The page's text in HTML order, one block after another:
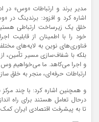
مدیر برند و ارتباطات «وس» در
اشاره کرد و افزود: برندینگ در
خلق یک زیرساخت ارتباطی
خود را با اطمینان از قابلیت
فناوری‌های نوین به لایه‌های مختلف
بلکه با شفاف‌سازی مسیر
و اجرا می‌کاهد. ما می‌خواهیم وس
ارتباطات حرفه‌ای، منجر به خلق
و همچنین اشاره کرد: با چند
درحال تعامل هستند برای راه
تا به پیشرفت اقتصادی ایران کمک